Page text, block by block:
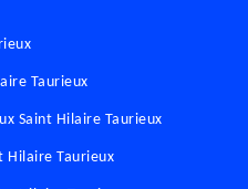
Taurieux
Saint Hilaire Taurieux
Hilaire Taurieux